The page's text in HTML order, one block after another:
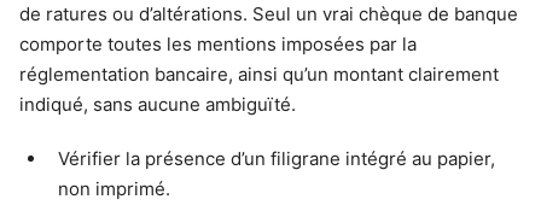
de ratures ou d’altérations. Seul un vrai chèque de banque
comporte toutes les mentions imposées par la
réglementation bancaire, ainsi qu’un montant clairement
indiqué, sans aucune ambiguïté.
Vérifier la présence d’un filigrane intégré au papier,
non imprimé.